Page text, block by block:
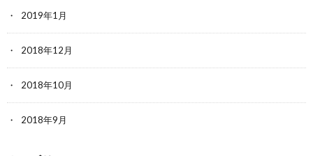
2019年1月
2018年12月
2018年10月
2018年9月